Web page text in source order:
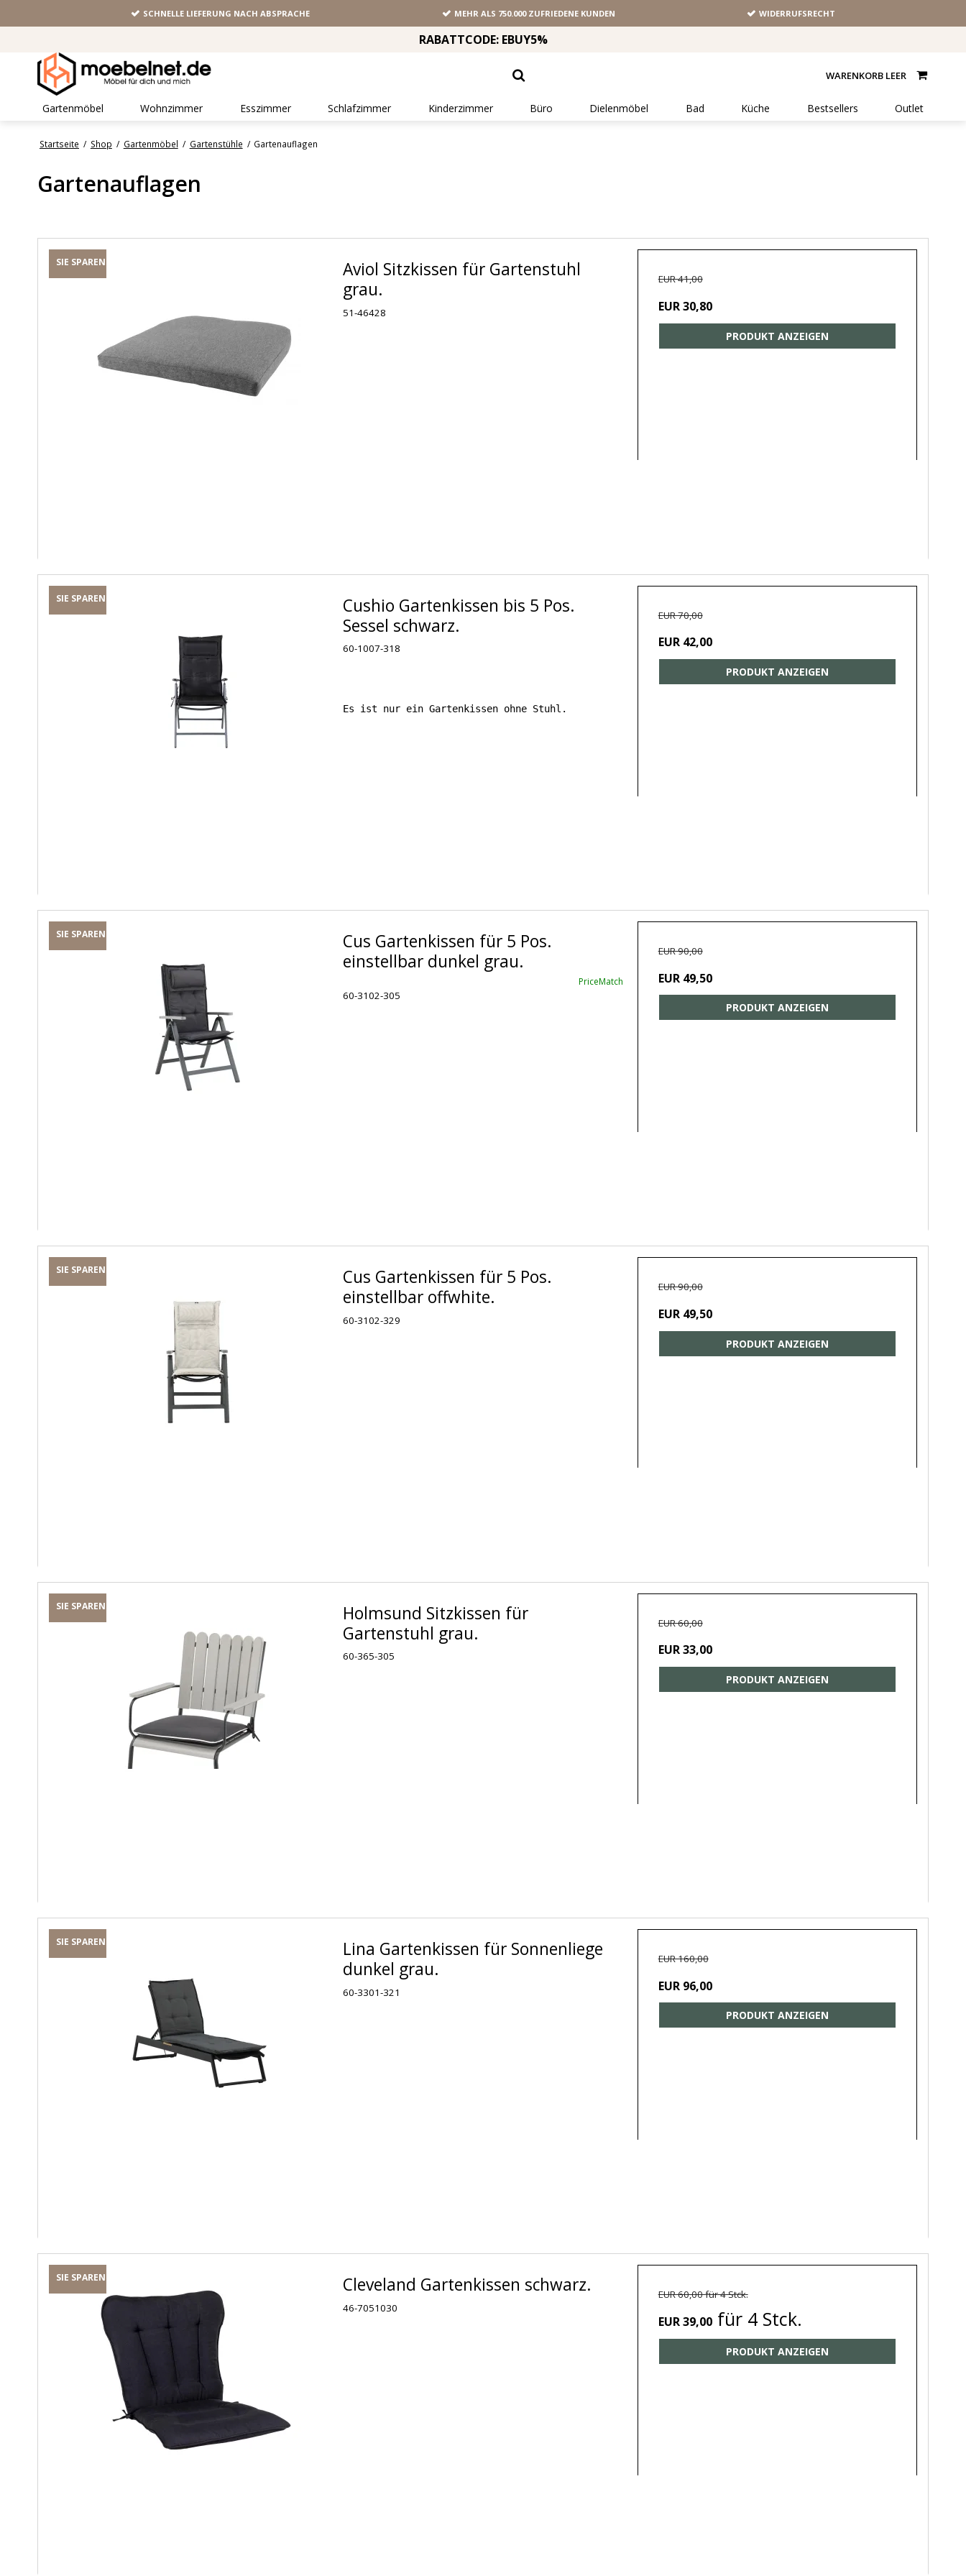
SCHNELLE LIEFERUNG NACH ABSPRACHE MEHR ALS 750.000 ZUFRIEDENE KUNDEN WIDERRUFSRECHT
RABATTCODE: EBUY5%
WARENKORB LEER
Gartenmöbel Wohnzimmer Esszimmer Schlafzimmer Kinderzimmer Büro Dielenmöbel Bad Küche Bestsellers Outlet
Startseite / Shop / Gartenmöbel / Gartenstühle / Gartenauflagen
Gartenauflagen
SIE SPAREN
Aviol Sitzkissen für Gartenstuhl
grau.
51-46428
EUR 41,00
EUR 30,80
PRODUKT ANZEIGEN
SIE SPAREN
Cushio Gartenkissen bis 5 Pos.
Sessel schwarz.
60-1007-318
Es ist nur ein Gartenkissen ohne Stuhl.
EUR 70,00
EUR 42,00
PRODUKT ANZEIGEN
SIE SPAREN
Cus Gartenkissen für 5 Pos.
einstellbar dunkel grau.
PriceMatch
60-3102-305
EUR 90,00
EUR 49,50
PRODUKT ANZEIGEN
SIE SPAREN
Cus Gartenkissen für 5 Pos.
einstellbar offwhite.
60-3102-329
EUR 90,00
EUR 49,50
PRODUKT ANZEIGEN
SIE SPAREN
Holmsund Sitzkissen für
Gartenstuhl grau.
60-365-305
EUR 60,00
EUR 33,00
PRODUKT ANZEIGEN
SIE SPAREN
Lina Gartenkissen für Sonnenliege
dunkel grau.
60-3301-321
EUR 160,00
EUR 96,00
PRODUKT ANZEIGEN
SIE SPAREN Cleveland Gartenkissen schwarz.
46-7051030
EUR 60,00 für 4 Stck.
EUR 39,00für 4 Stck.
PRODUKT ANZEIGEN